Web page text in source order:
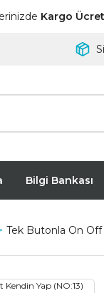
Kargo
Bilgi Bankası
Tek Butonla On